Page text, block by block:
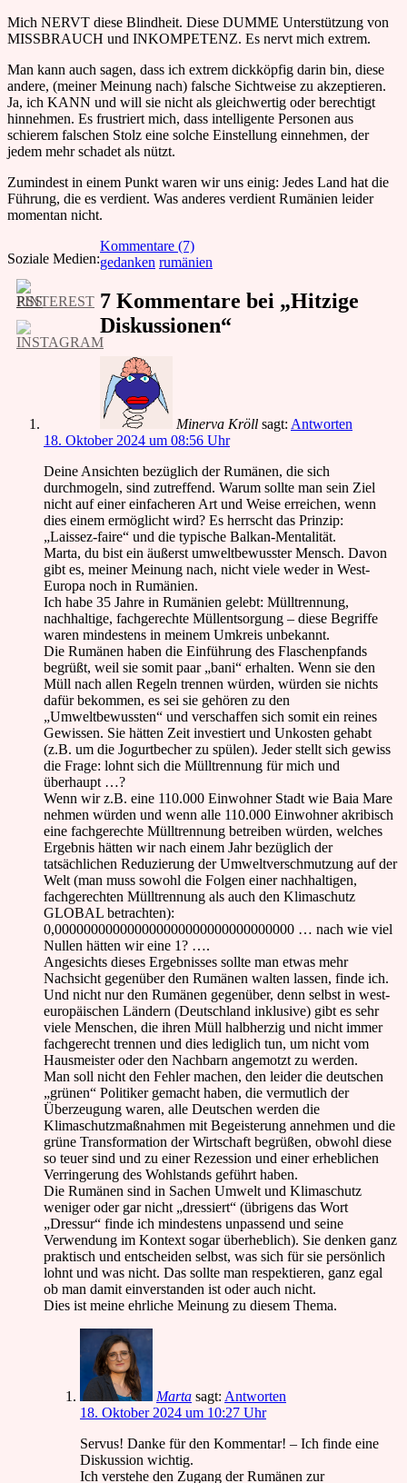
Mich NERVT diese Blindheit. Diese DUMME Unterstützung von
MISSBRAUCH und INKOMPETENZ. Es nervt mich extrem.
Man kann auch sagen, dass ich extrem dickköpfig darin bin, diese
andere, (meiner Meinung nach) falsche Sichtweise zu akzeptieren.
Ja, ich KANN und will sie nicht als gleichwertig oder berechtigt
hinnehmen. Es frustriert mich, dass intelligente Personen aus
schierem falschen Stolz eine solche Einstellung einnehmen, der
jedem mehr schadet als nützt.
Zumindest in einem Punkt waren wir uns einig: Jedes Land hat die
Führung, die es verdient. Was anderes verdient Rumänien leider
momentan nicht.
Soziale Medien:
Kommentare (7)
gedanken rumänien
7 Kommentare bei „Hitzige
Diskussionen“
Minerva Kröll sagt: Antworten
18. Oktober 2024 um 08:56 Uhr
Deine Ansichten bezüglich der Rumänen, die sich
durchmogeln, sind zutreffend. Warum sollte man sein Ziel
nicht auf einer einfacheren Art und Weise erreichen, wenn
dies einem ermöglicht wird? Es herrscht das Prinzip:
„Laissez-faire“ und die typische Balkan-Mentalität.
Marta, du bist ein äußerst umweltbewusster Mensch. Davon
gibt es, meiner Meinung nach, nicht viele weder in West-
Europa noch in Rumänien.
Ich habe 35 Jahre in Rumänien gelebt: Mülltrennung,
nachhaltige, fachgerechte Müllentsorgung – diese Begriffe
waren mindestens in meinem Umkreis unbekannt.
Die Rumänen haben die Einführung des Flaschenpfands
begrüßt, weil sie somit paar „bani“ erhalten. Wenn sie den
Müll nach allen Regeln trennen würden, würden sie nichts
dafür bekommen, es sei sie gehören zu den
„Umweltbewussten“ und verschaffen sich somit ein reines
Gewissen. Sie hätten Zeit investiert und Unkosten gehabt
(z.B. um die Jogurtbecher zu spülen). Jeder stellt sich gewiss
die Frage: lohnt sich die Mülltrennung für mich und
überhaupt …?
Wenn wir z.B. eine 110.000 Einwohner Stadt wie Baia Mare
nehmen würden und wenn alle 110.000 Einwohner akribisch
eine fachgerechte Mülltrennung betreiben würden, welches
Ergebnis hätten wir nach einem Jahr bezüglich der
tatsächlichen Reduzierung der Umweltverschmutzung auf der
Welt (man muss sowohl die Folgen einer nachhaltigen,
fachgerechten Mülltrennung als auch den Klimaschutz
GLOBAL betrachten):
0,000000000000000000000000000000000 … nach wie viel
Nullen hätten wir eine 1? ….
Angesichts dieses Ergebnisses sollte man etwas mehr
Nachsicht gegenüber den Rumänen walten lassen, finde ich.
Und nicht nur den Rumänen gegenüber, denn selbst in west-
europäischen Ländern (Deutschland inklusive) gibt es sehr
viele Menschen, die ihren Müll halbherzig und nicht immer
fachgerecht trennen und dies lediglich tun, um nicht vom
Hausmeister oder den Nachbarn angemotzt zu werden.
Man soll nicht den Fehler machen, den leider die deutschen
„grünen“ Politiker gemacht haben, die vermutlich der
Überzeugung waren, alle Deutschen werden die
Klimaschutzmaßnahmen mit Begeisterung annehmen und die
grüne Transformation der Wirtschaft begrüßen, obwohl diese
so teuer sind und zu einer Rezession und einer erheblichen
Verringerung des Wohlstands geführt haben.
Die Rumänen sind in Sachen Umwelt und Klimaschutz
weniger oder gar nicht „dressiert“ (übrigens das Wort
„Dressur“ finde ich mindestens unpassend und seine
Verwendung im Kontext sogar überheblich). Sie denken ganz
praktisch und entscheiden selbst, was sich für sie persönlich
lohnt und was nicht. Das sollte man respektieren, ganz egal
ob man damit einverstanden ist oder auch nicht.
Dies ist meine ehrliche Meinung zu diesem Thema.
Marta sagt: Antworten
18. Oktober 2024 um 10:27 Uhr
Servus! Danke für den Kommentar! – Ich finde eine
Diskussion wichtig.
Ich verstehe den Zugang der Rumänen zur